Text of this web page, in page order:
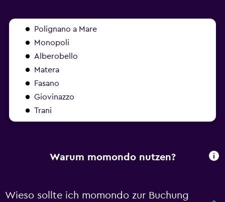
Polignano a Mare
Monopoli
Alberobello
Matera
Fasano
Giovinazzo
Trani
Warum momondo nutzen?
Wieso sollte ich momondo zur Buchung